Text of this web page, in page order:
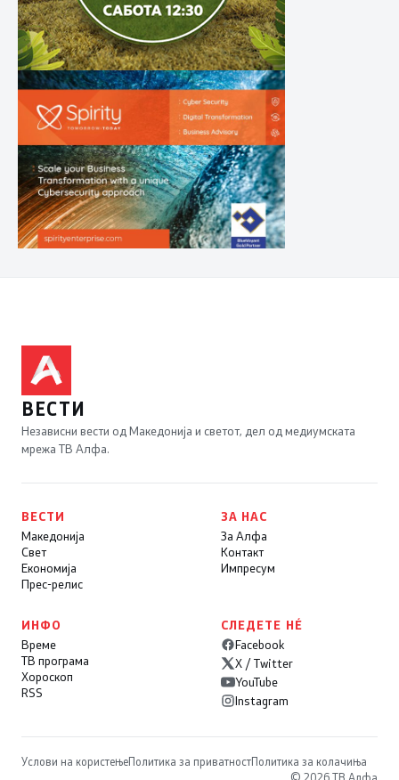
ВЕСТИ
Независни вести од Македонија и светот, дел од медиумската
мрежа ТВ Алфа.
ВЕСТИ
Македонија
Свет
Економија
Прес-релис
ЗА НАС
За Алфа
Контакт
Импресум
ИНФО
Време
ТВ програма
Хороскоп
RSS
СЛЕДЕТЕ НÉ
Facebook
X / Twitter
YouTube
Instagram
Услови на користењеПолитика за приватностПолитика за колачиња
© 2026 ТВ Алфа